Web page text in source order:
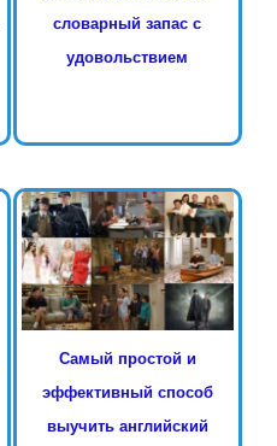
словарный запас с
удовольствием
Самый простой и
эффективный способ
выучить английский